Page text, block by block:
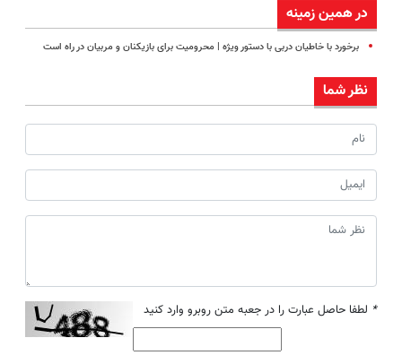
در همین زمینه
برخورد با خاطیان دربی با دستور ویژه | محرومیت برای بازیکنان و مربیان در راه است
نظر شما
* لطفا حاصل عبارت را در جعبه متن روبرو وارد کنید